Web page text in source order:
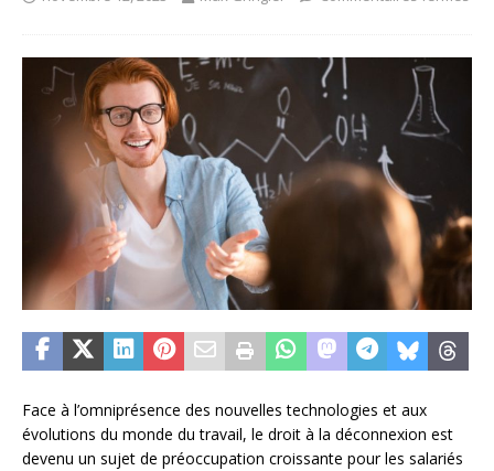
Face à l’omniprésence des nouvelles technologies et aux
évolutions du monde du travail, le droit à la déconnexion est
devenu un sujet de préoccupation croissante pour les salariés